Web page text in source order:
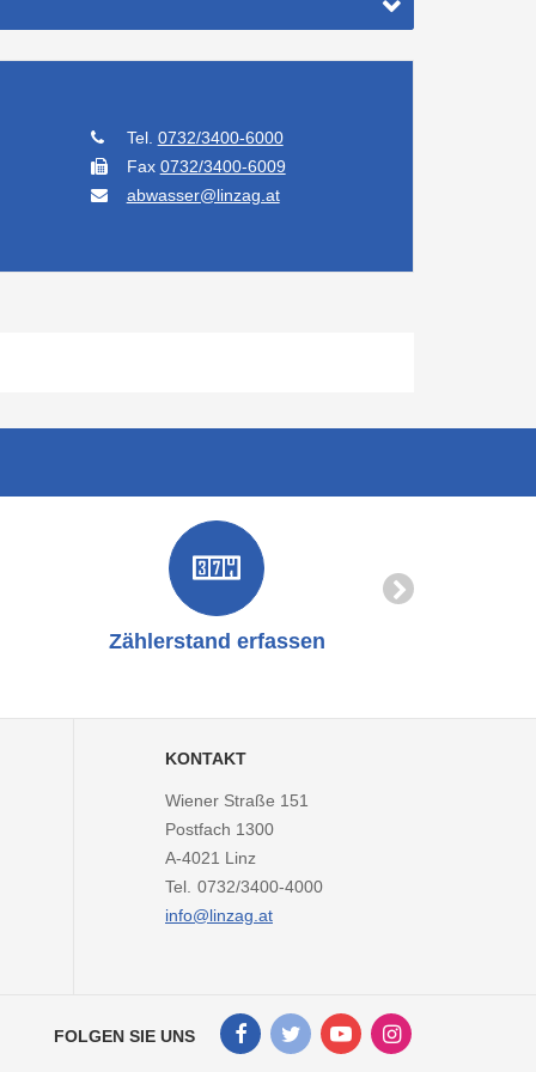
Tel. 0732/3400-6000
Fax 0732/3400-6009
abwasser@linzag.at
Zählerstand erfassen
KONTAKT
Wiener Straße 151
Postfach 1300
A-4021 Linz
Tel. 0732/3400-4000
info@linzag.at
FOLGEN SIE UNS
Facebook
Kanal
Twitter
Kanal
Youtube
Kanal
Instagram
Kanal